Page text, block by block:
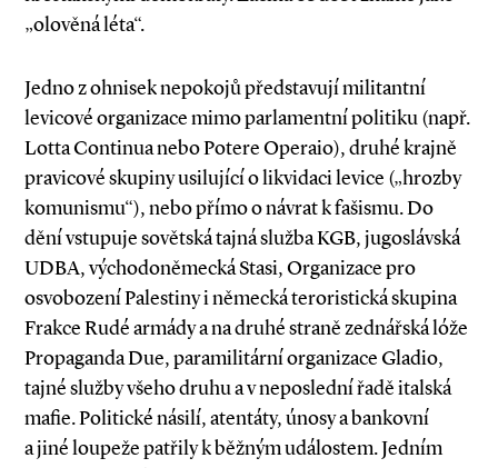
„olověná léta“.
Jedno z ohnisek nepokojů představují militantní
levicové organizace mimo parlamentní politiku (např.
Lotta Continua nebo Potere Operaio), druhé krajně
pravicové skupiny usilující o likvidaci levice („hrozby
komunismu“), nebo přímo o návrat k fašismu. Do
dění vstupuje sovětská tajná služba KGB, jugoslávská
UDBA, východoněmecká Stasi, Organizace pro
osvobození Palestiny i německá teroristická skupina
Frakce Rudé armády a na druhé straně zednářská lóže
Propaganda Due, paramilitární organizace Gladio,
tajné služby všeho druhu a v neposlední řadě italská
mafie. Politické násilí, atentáty, únosy a bankovní
a jiné loupeže patřily k běžným událostem. Jedním